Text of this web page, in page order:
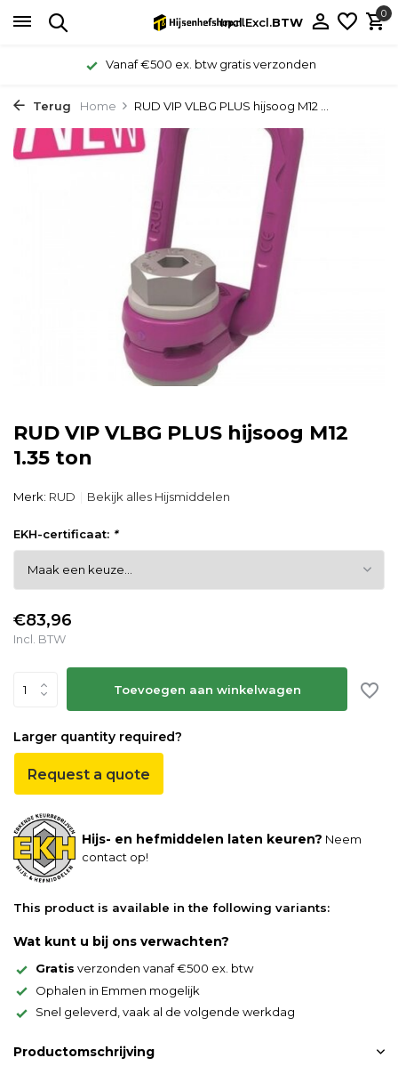
Incl.Excl.BTW
0
Vanaf €500 ex. btw gratis verzonden
Terug Home RUD VIP VLBG PLUS hijsoog M12 ...
RUD VIP VLBG PLUS hijsoog M12
1.35 ton
Merk: RUD Bekijk alles Hijsmiddelen
EKH-certificaat: *
€83,96
Incl. BTW
Toevoegen aan winkelwagen
Larger quantity required?
Request a quote
Hijs- en hefmiddelen laten keuren? Neem
contact op!
This product is available in the following variants:
Wat kunt u bij ons verwachten?
Gratis verzonden vanaf €500 ex. btw
Ophalen in Emmen mogelijk
Snel geleverd, vaak al de volgende werkdag
Productomschrijving